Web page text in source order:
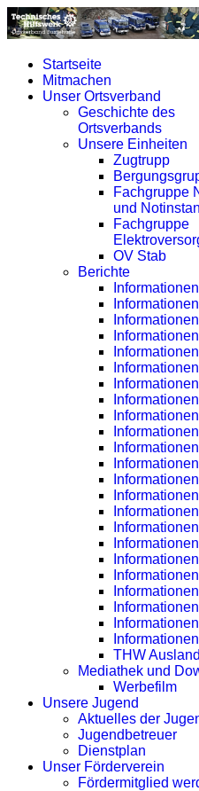
Startseite
Mitmachen
Unser Ortsverband
Geschichte des
Ortsverbands
Unsere Einheiten
Zugtrupp
Fachgruppe
und
Fachgruppe
OV Stab
Berichte
THW Ausland
Mediathek und
Werbefilm
Unsere Jugend
Aktuelles der
Jugendbetreuer
Dienstplan
Unser Förderverein
Fördermitglied